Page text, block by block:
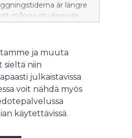
är längre
många studerande
ja muuta
sieltä niin
julkaistavissa
voit nähdä myös
käytettävissä.